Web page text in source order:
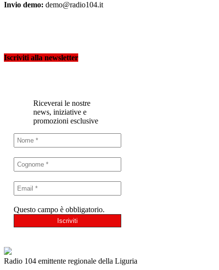
Invio demo: demo@radio104.it
Iscriviti alla newsletter
Riceverai le nostre
news, iniziative e
promozioni esclusive
Questo campo è obbligatorio.
Radio 104 emittente regionale della Liguria